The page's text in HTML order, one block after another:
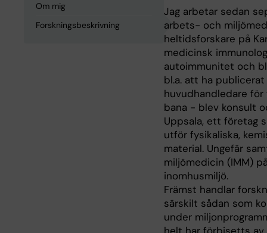
Om mig
Forskningsbeskrivning
Jag arbetar sedan
arbets- och
heltidsforskare på
medicinsk
autoimmunitet och
bl.a. att ha
huvudhandledare
bana - blev konsult
Uppsala, ett företag
utför fysikaliska,
material. Ungefär
miljömedicin (IMM)
inomhusmiljö.
Främst handlar
särskilt sådan som
under